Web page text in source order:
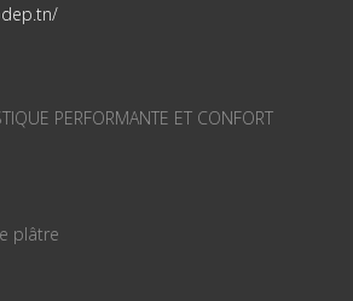
PERFORMANTE ET CONFORT
plâtre